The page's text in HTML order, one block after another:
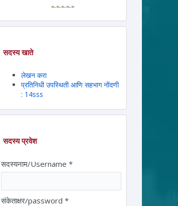
=-=-=-=-=
सदस्य खाते
लेखन करा
प्रतिनिधी उपस्थिती आणि सहभाग नोंदणी
: 14sss
सदस्य प्रवेश
सदस्यनाम/Username *
संकेताक्षर/password *